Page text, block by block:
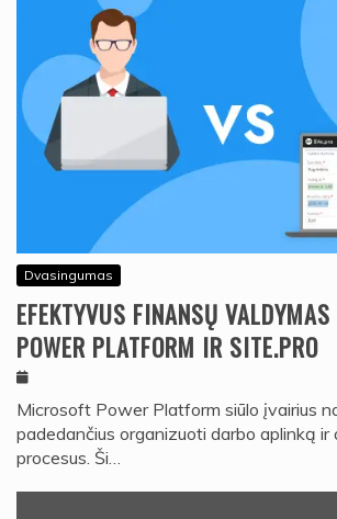
Dvasingumas
EFEKTYVUS FINANSŲ
POWER PLATFORM IR SITE.PRO
Microsoft Power Platform siūlo įvairius
padedančius organizuoti darbo aplinką
procesus. Ši…